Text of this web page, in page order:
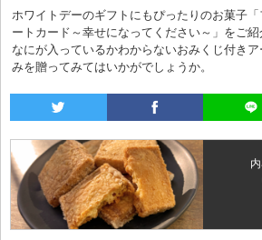
ホワイトデーのギフトにもぴったりのお菓子
ートカード～幸せになってください～」をご紹
なにが入っているかわからないおみくじ付き
みを贈ってみてはいかがでしょうか。